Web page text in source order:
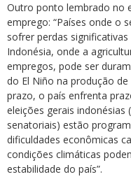
Outro ponto lembrado no
emprego: “Países onde o
sofrer perdas
Indonésia, onde a
empregos, pode ser
do El Niño na produção
prazo, o país enfrenta
eleições gerais indonésias
senatoriais) estão
dificuldades econômicas
condições climáticas
estabilidade do país”.